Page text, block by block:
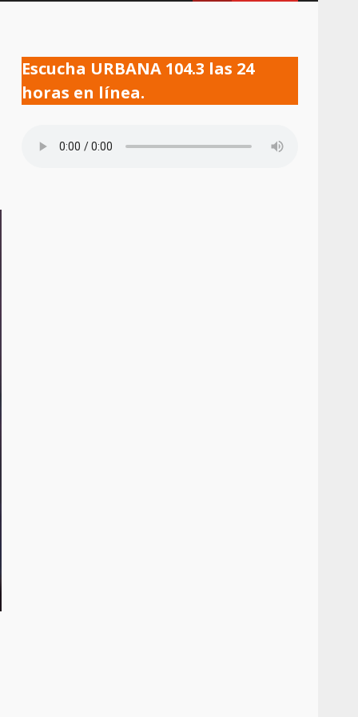
Escucha URBANA 104.3 las 24
horas en línea.